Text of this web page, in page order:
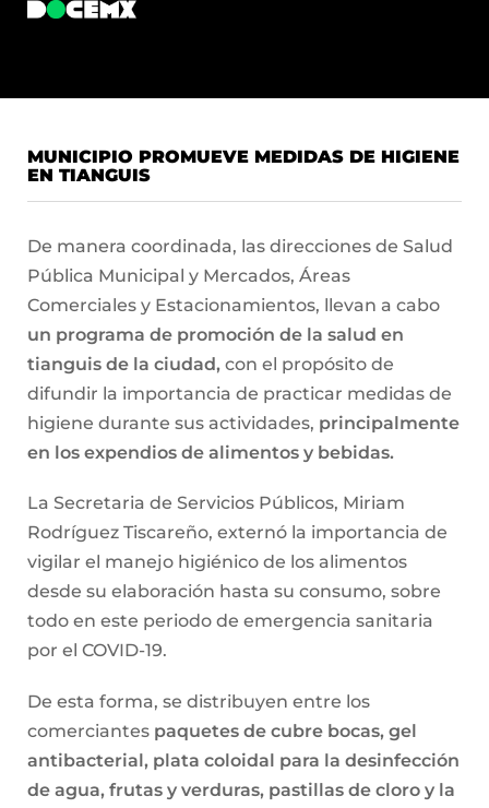
MUNICIPIO PROMUEVE MEDIDAS DE HIGIENE
EN TIANGUIS
De manera coordinada, las direcciones de Salud
Pública Municipal y Mercados, Áreas
Comerciales y Estacionamientos, llevan a cabo
un programa de promoción de la salud en
tianguis de la ciudad, con el propósito de
difundir la importancia de practicar medidas de
higiene durante sus actividades, principalmente
en los expendios de alimentos y bebidas.
La Secretaria de Servicios Públicos, Miriam
Rodríguez Tiscareño, externó la importancia de
vigilar el manejo higiénico de los alimentos
desde su elaboración hasta su consumo, sobre
todo en este periodo de emergencia sanitaria
por el COVID-19.
De esta forma, se distribuyen entre los
comerciantes paquetes de cubre bocas, gel
antibacterial, plata coloidal para la desinfección
de agua, frutas y verduras, pastillas de cloro y la